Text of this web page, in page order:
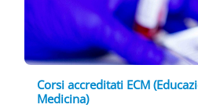
Corsi accreditati ECM
Medicina)